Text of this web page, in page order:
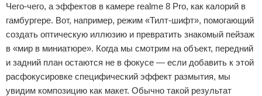
Чего-чего, а эффектов в камере realme 8 Pro, как калорий в
гамбургере. Вот, например, режим «Тилт-шифт», помогающий
создать оптическую иллюзию и превратить знакомый пейзаж
в «мир в миниатюре». Когда мы смотрим на объект, передний
и задний план остаются не в фокусе — если добавить к этой
расфокусировке специфический эффект размытия, мы
увидим композицию как макет. Обычно такой результат